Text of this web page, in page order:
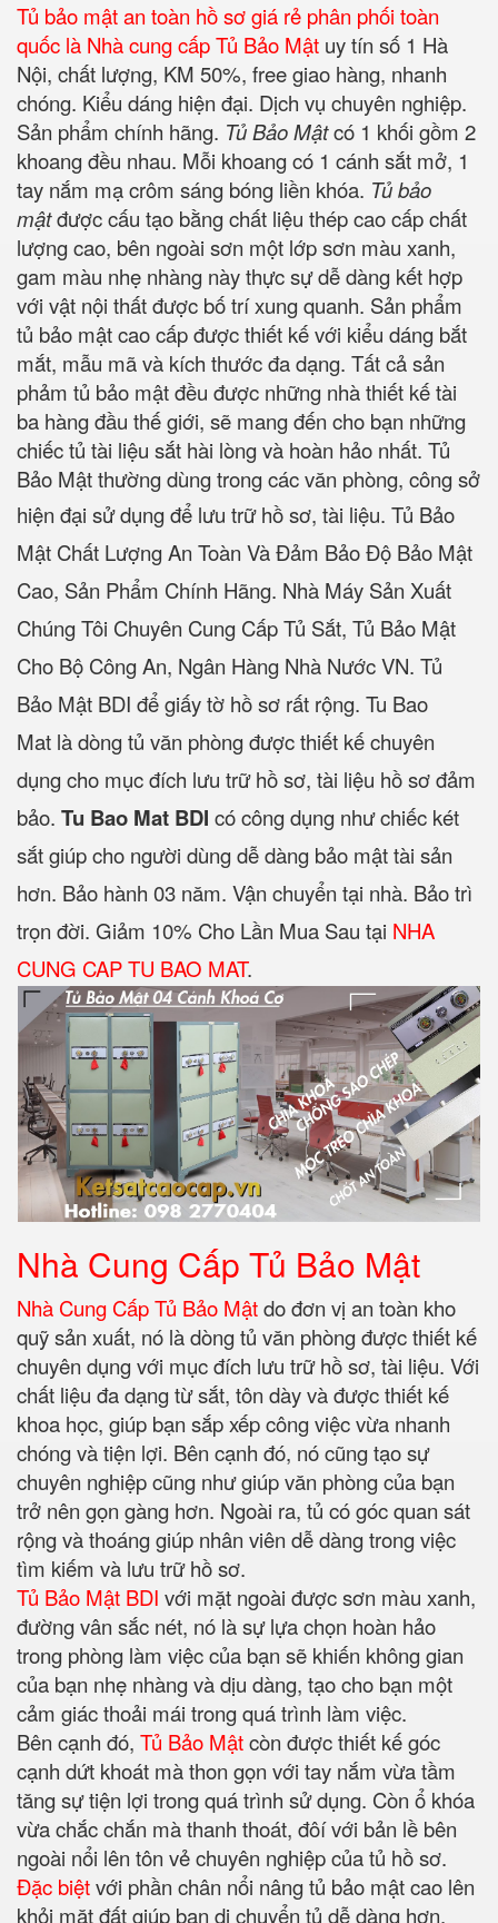
Tủ bảo mật an toàn hồ sơ giá rẻ phân phối toàn
quốc là Nhà cung cấp Tủ Bảo Mật uy tín số 1 Hà
Nội, chất lượng, KM 50%, free giao hàng, nhanh
chóng. Kiểu dáng hiện đại. Dịch vụ chuyên nghiệp.
Sản phẩm chính hãng. Tủ Bảo Mậtcó 1 khối gồm 2
khoang đều nhau. Mỗi khoang có 1 cánh sắt mở, 1
tay nắm mạ crôm sáng bóng liền khóa. Tủ bảo
mậtđược cấu tạo bằng chất liệu thép cao cấp chất
lượng cao, bên ngoài sơn một lớp sơn màu xanh,
gam màu nhẹ nhàng này thực sự dễ dàng kết hợp
với vật nội thất được bố trí xung quanh. Sản phẩm
tủ bảo mật cao cấp được thiết kế với kiểu dáng bắt
mắt, mẫu mã và kích thước đa dạng. Tất cả sản
phảm tủ bảo mật đều được những nhà thiết kế tài
ba hàng đầu thế giới, sẽ mang đến cho bạn những
chiếc tủ tài liệu sắt hài lòng và hoàn hảo nhất. Tủ
Bảo Mật thường dùng trong các văn phòng, công sở
hiện đại sử dụng để lưu trữ hồ sơ, tài liệu. Tủ Bảo
Mật Chất Lượng An Toàn Và Đảm Bảo Độ Bảo Mật
Cao, Sản Phẩm Chính Hãng. Nhà Máy Sản Xuất
Chúng Tôi Chuyên Cung Cấp Tủ Sắt, Tủ Bảo Mật
Cho Bộ Công An, Ngân Hàng Nhà Nước VN. Tủ
Bảo Mật BDI để giấy tờ hồ sơ rất rộng. Tu Bao
Mat là dòng tủ văn phòng được thiết kế chuyên
dụng cho mục đích lưu trữ hồ sơ, tài liệu hồ sơ đảm
bảo. Tu Bao Mat BDI có công dụng như chiếc két
sắt giúp cho người dùng dễ dàng bảo mật tài sản
hơn. Bảo hành 03 năm. Vận chuyển tại nhà. Bảo trì
trọn đời. Giảm 10% Cho Lần Mua Sau tại NHA
CUNG CAPTU BAO MAT.
Nhà Cung Cấp Tủ Bảo Mật
Nhà Cung Cấp Tủ Bảo Mậtdo đơn vị an toàn kho
quỹ sản xuất, nó là dòng tủ văn phòng được thiết kế
chuyên dụng với mục đích lưu trữ hồ sơ, tài liệu. Với
chất liệu đa dạng từ sắt, tôn dày và được thiết kế
khoa học, giúp bạn sắp xếp công việc vừa nhanh
chóng và tiện lợi. Bên cạnh đó, nó cũng tạo sự
chuyên nghiệp cũng như giúp văn phòng của bạn
trở nên gọn gàng hơn. Ngoài ra, tủ có góc quan sát
rộng và thoáng giúp nhân viên dễ dàng trong việc
tìm kiếm và lưu trữ hồ sơ.
Tủ Bảo Mật BDI với mặt ngoài được sơn màu xanh,
đường vân sắc nét, nó là sự lựa chọn hoàn hảo
trong phòng làm việc của bạn sẽ khiến không gian
của bạn nhẹ nhàng và dịu dàng, tạo cho bạn một
cảm giác thoải mái trong quá trình làm việc.
Bên cạnh đó, Tủ Bảo Mậtcòn được thiết kế góc
cạnh dứt khoát mà thon gọn với tay nắm vừa tầm
tăng sự tiện lợi trong quá trình sử dụng. Còn ổ khóa
vừa chắc chắn mà thanh thoát, đôí với bản lề bên
ngoài nổi lên tôn vẻ chuyên nghiệp của tủ hồ sơ.
Đặc biệtvới phần chân nổi nâng tủ bảo mật cao lên
khỏi mặt đất giúp bạn di chuyển tủ dễ dàng hơn,